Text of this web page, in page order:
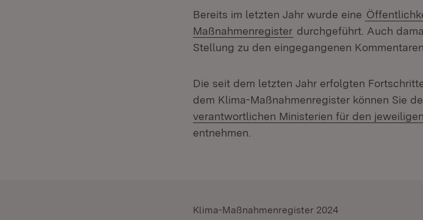
Bereits im letzten Jahr wurde eine
Maßnahmenregister durchgeführt. Auch
Stellung zu den eingegangenen
Die seit dem letzten Jahr erfolgten
dem Klima-Maßnahmenregister können Sie
verantwortlichen Ministerien für den
entnehmen.
Klima-Maßnahmenregister 2024